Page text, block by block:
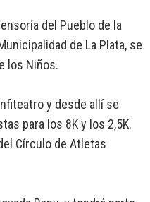
del Pueblo de la
de La Plata, se
los Niños.
y desde allí se
para los 8K y los 2,5K.
Círculo de Atletas